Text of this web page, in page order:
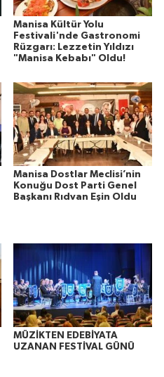
Manisa Kültür Yolu
Festivali'nde Gastronomi
Rüzgarı: Lezzetin Yıldızı
"Manisa Kebabı" Oldu!
Manisa Dostlar Meclisi’nin
Konuğu Dost Parti Genel
Başkanı Rıdvan Eşin Oldu
MÜZİKTEN EDEBİYATA
UZANAN FESTİVAL GÜNÜ